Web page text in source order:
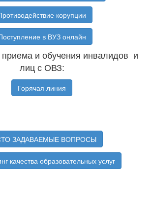
корупции
в ВУЗ онлайн
и обучения инвалидов и
лиц с ОВЗ:
Горячая линия
ЗАДАВАЕМЫЕ ВОПРОСЫ
качества образовательных услуг